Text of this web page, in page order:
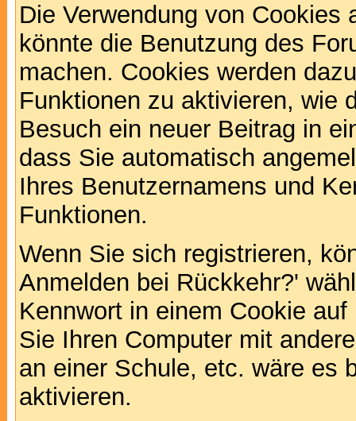
Die Verwendung von
könnte die Benutzung des
machen. Cookies werden
Funktionen zu aktivieren, wie
Besuch ein neuer Beitrag in
dass Sie automatisch
Ihres Benutzernamens und
Funktionen.
Wenn Sie sich registrieren,
Anmelden bei Rückkehr?'
Kennwort in einem Cookie
Sie Ihren Computer mit
an einer Schule, etc. wäre es
aktivieren.